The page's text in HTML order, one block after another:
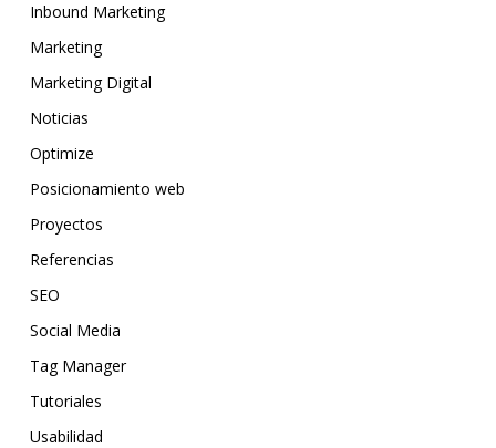
Inbound Marketing
Marketing
Marketing Digital
Noticias
Optimize
Posicionamiento web
Proyectos
Referencias
SEO
Social Media
Tag Manager
Tutoriales
Usabilidad